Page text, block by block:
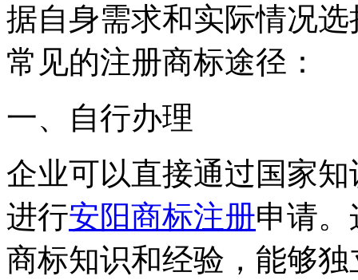
据自身需求和实际情况
常见的注册商标途径：
一、自行办理
企业可以直接通过国家
进行安阳商标注册申请
商标知识和经验，能够